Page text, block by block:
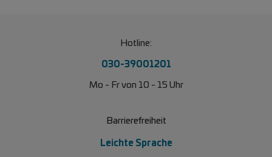
Hotline:
030-39001201
Mo - Fr von 10 - 15 Uhr
Barrierefreiheit
Leichte Sprache